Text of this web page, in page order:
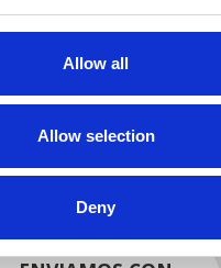
Allow all
Allow selection
Deny
EMBALADO DE
FORMA SEGURA
Cada pieza individual se
empaqueta de forma segura